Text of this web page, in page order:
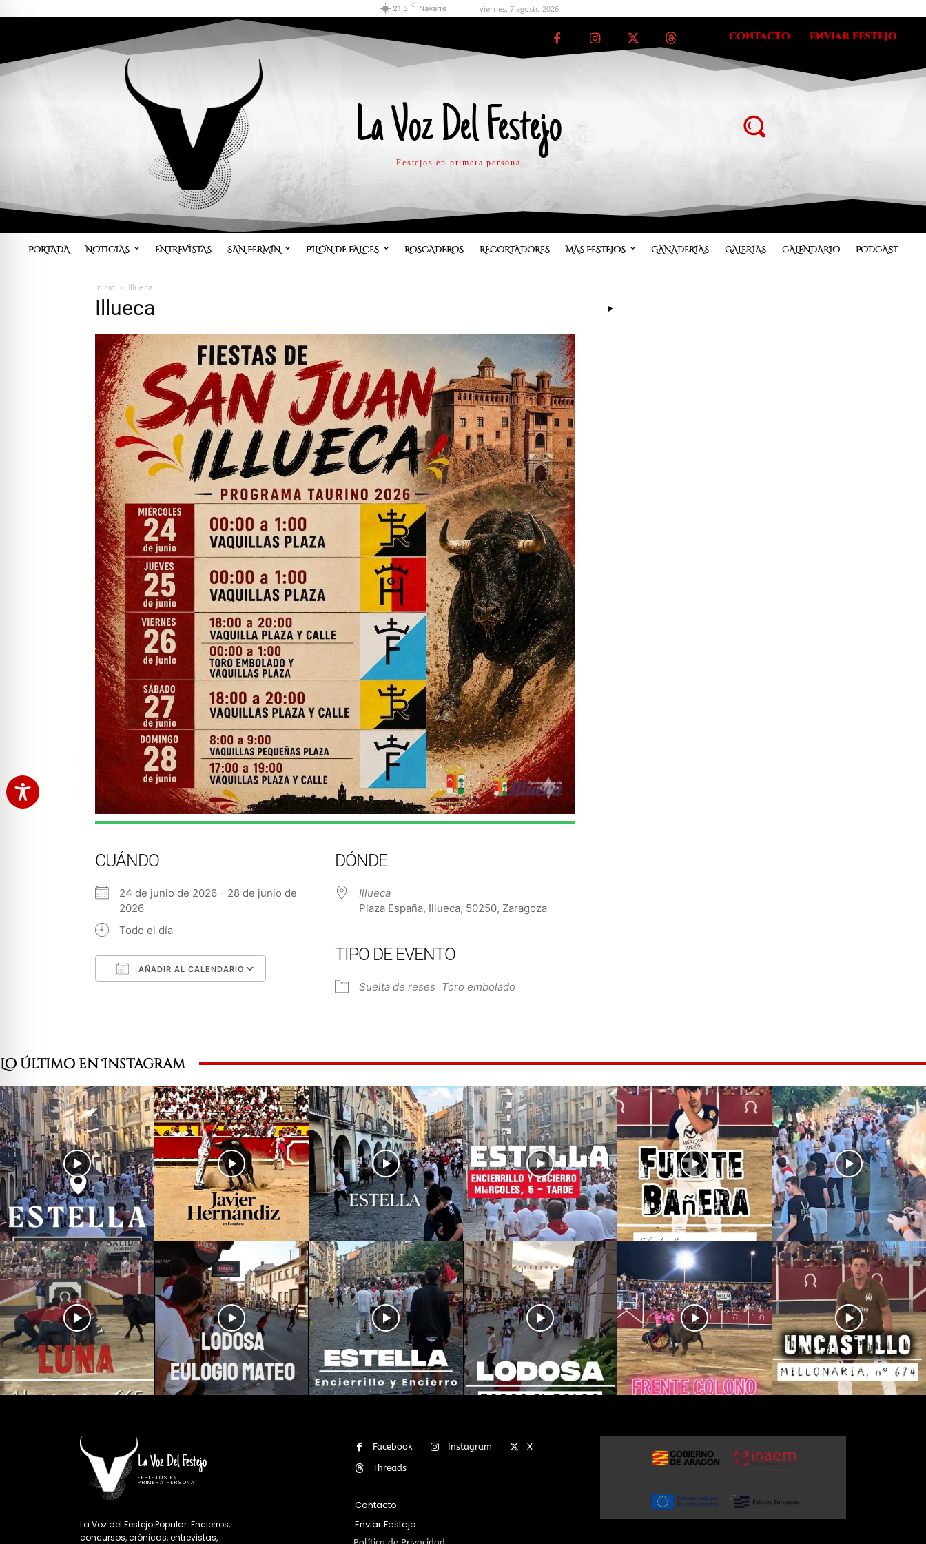
21.5 C Navarre viernes, 7 agosto 2026
La Voz Del Festejo
Festejos en primera persona
CONTACTO ENVIAR FESTEJO
PORTADA NOTICIAS ENTREVISTAS SAN FERMÍN PILÓN DE FALCES ROSCADEROS RECORTADORES MÁS FESTEJOS GANADERÍAS GALERÍAS CALENDARIO PODCAST
Inicio Illueca
Illueca
CUÁNDO
24 de junio de 2026 - 28 de junio de
2026
Todo el día
AÑADIR AL CALENDARIO
Google Calendar
DÓNDE
Illueca
Plaza España, Illueca, 50250, Zaragoza
TIPO DE EVENTO
Suelta de reses Toro embolado
Lo último en Instagram
La Voz Del Festejo
FESTEJOS EN
PRIMERA PERSONA
La Voz del Festejo Popular. Encierros,
concursos, crónicas, entrevistas,
Facebook Instagram X
Threads
Contacto
Enviar Festejo